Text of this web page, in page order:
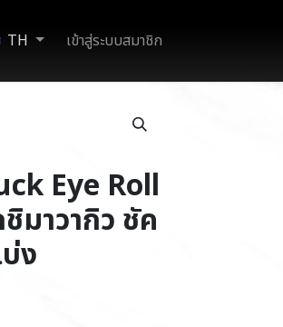
TH เข้าสู่ระบบสมาชิก
Eye Roll
มาวากิว ชัค
ง